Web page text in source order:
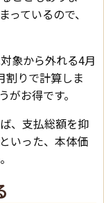
ているので、
象から外れる4月
割りで計算しま
お得です。
、支払総額を抑
いった、本体価